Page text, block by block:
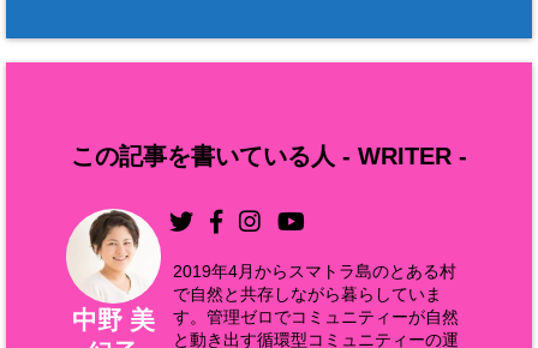
この記事を書いている人 - WRITER -
中野 美
2019年4月からスマトラ島のとある村
で自然と共存しながら暮らしていま
す。管理ゼロでコミュニティーが自然
と動き出す循環型コミュニティーの運